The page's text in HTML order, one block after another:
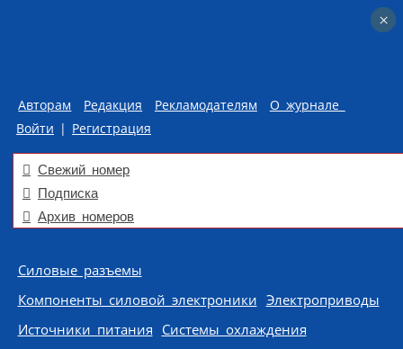
Авторам Редакция Рекламодателям
О журнале
Войти | Регистрация
Свежий номер
Подписка
Архив номеров
Skip to content
Силовые разъемы
Компоненты силовой электроники Электроприводы
Источники питания Системы охлаждения
×
×